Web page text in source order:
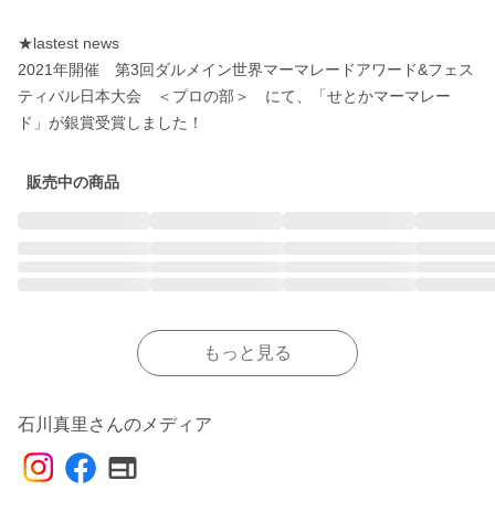
★lastest news
2021年開催　第3回ダルメイン世界マーマレードアワード&フェス
ティバル日本大会　＜プロの部＞　にて、「せとかマーマレー
ド」が銀賞受賞しました！
販売中の商品
もっと見る
石川真里さんのメディア